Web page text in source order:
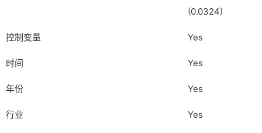
(0.0324)
控制变量 Yes
时间 Yes
年份 Yes
行业 Yes